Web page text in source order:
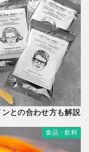
との合わせ方も解説
食品・飲料